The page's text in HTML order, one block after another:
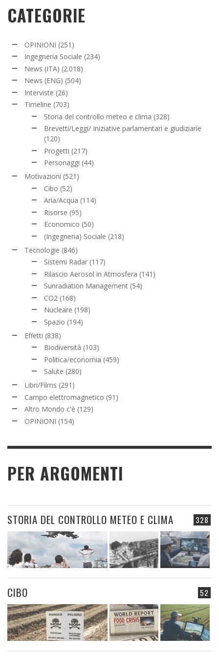
CATEGORIE
OPINIONI (251)
Ingegneria Sociale (234)
News (ITA) (2.018)
News (ENG) (504)
Interviste (26)
Timeline (703)
Storia del controllo meteo e clima (328)
Brevetti/Leggi/ Iniziative parlamentari e giudiziarie
(120)
Progetti (217)
Personaggi (44)
Motivazioni (521)
Cibo (52)
Aria/Acqua (114)
Risorse (95)
Economico (50)
(Ingegneria) Sociale (218)
Tecnologie (846)
Sistemi Radar (117)
Rilascio Aerosol in Atmosfera (141)
Sunradiation Management (54)
CO2 (168)
Nucleare (198)
Spazio (194)
Effetti (838)
Biodiversità (103)
Politica/economia (459)
Salute (280)
Libri/Films (291)
Campo elettromagnetico (91)
Altro Mondo c'è (129)
OPINIONI (154)
PER ARGOMENTI
328
STORIA DEL CONTROLLO METEO E CLIMA
52
CIBO